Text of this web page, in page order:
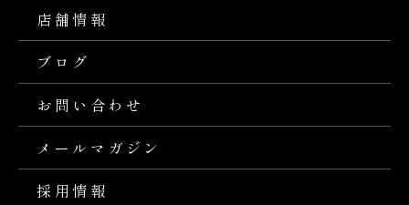
店舗情報
ブログ
お問い合わせ
メールマガジン
採用情報